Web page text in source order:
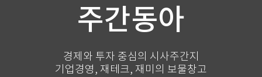
주간동아
경제와 투자 중심의 시사주간지
기업경영, 재테크, 재미의 보물창고